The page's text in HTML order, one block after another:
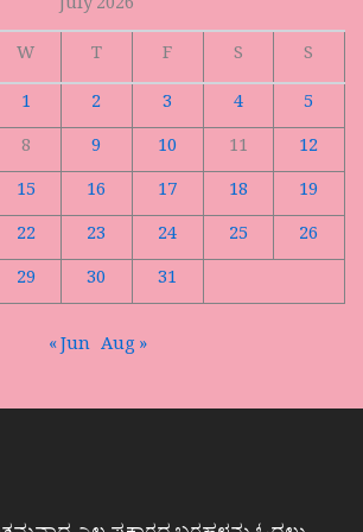
July 2026
W T F S
S
1
2 3 4
5
8 9 10 11
12
15 16 17 18
19
22 23 24 25
26
29 30 31
« Jun Aug »